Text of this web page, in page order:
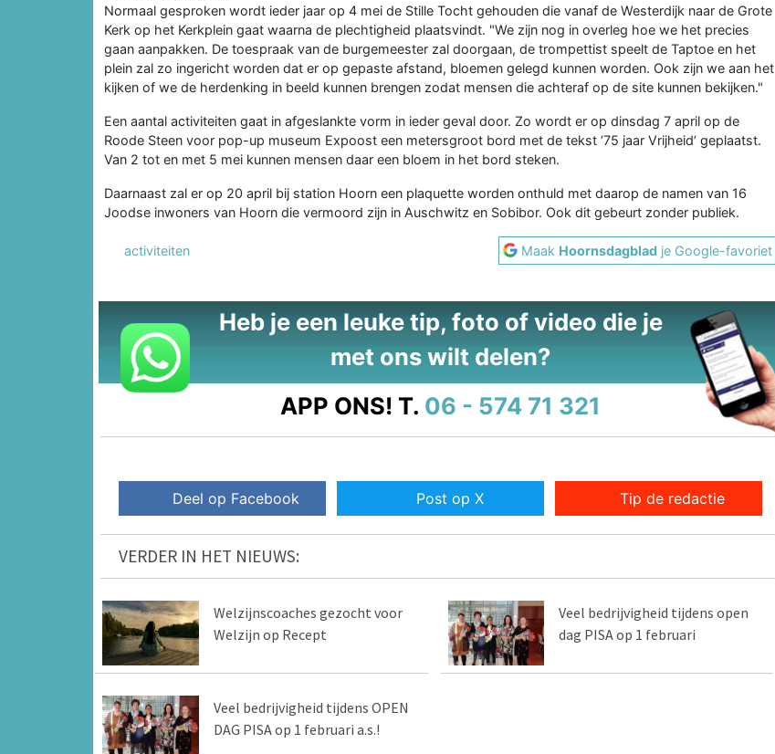
Normaal gesproken wordt ieder jaar op 4 mei de Stille Tocht gehouden die vanaf de Westerdijk naar de Grote
Kerk op het Kerkplein gaat waarna de plechtigheid plaatsvindt. "We zijn nog in overleg hoe we het precies
gaan aanpakken. De toespraak van de burgemeester zal doorgaan, de trompettist speelt de Taptoe en het
plein zal zo ingericht worden dat er op gepaste afstand, bloemen gelegd kunnen worden. Ook zijn we aan het
kijken of we de herdenking in beeld kunnen brengen zodat mensen die achteraf op de site kunnen bekijken."
Een aantal activiteiten gaat in afgeslankte vorm in ieder geval door. Zo wordt er op dinsdag 7 april op de
Roode Steen voor pop-up museum Expoost een metersgroot bord met de tekst ’75 jaar Vrijheid’ geplaatst.
Van 2 tot en met 5 mei kunnen mensen daar een bloem in het bord steken.
Daarnaast zal er op 20 april bij station Hoorn een plaquette worden onthuld met daarop de namen van 16
Joodse inwoners van Hoorn die vermoord zijn in Auschwitz en Sobibor. Ook dit gebeurt zonder publiek.
activiteiten Maak Hoornsdagblad je Google-favoriet
Heb je een leuke tip, foto of video die je
met ons wilt delen?
APP ONS! T. 06 - 574 71 321
Deel op Facebook Post op X Tip de redactie
VERDER IN HET NIEUWS:
Welzijnscoaches gezocht voor
Welzijn op Recept
Veel bedrijvigheid tijdens open
dag PISA op 1 februari
Veel bedrijvigheid tijdens OPEN
DAG PISA op 1 februari a.s.!